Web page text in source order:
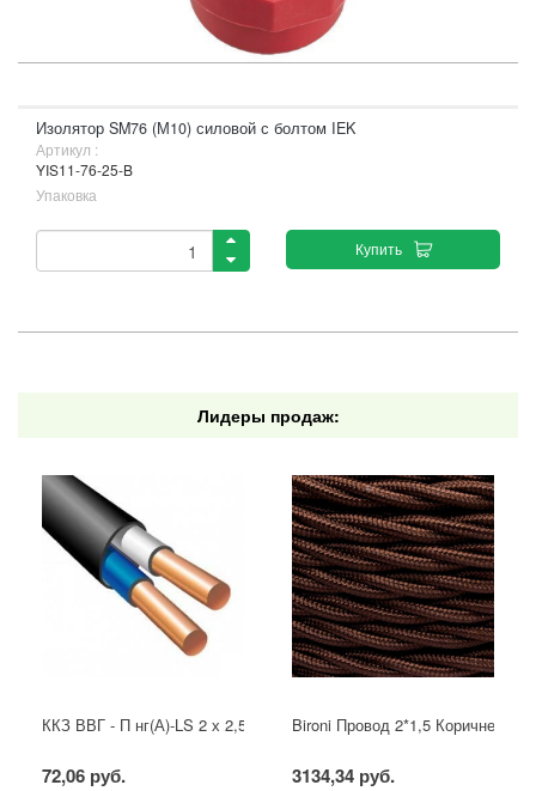
Изолятор SM76 (М10) силовой с болтом IEK
Артикул :
YIS11-76-25-B
Упаковка
Купить
Лидеры продаж:
ККЗ ВВГ - П нг(А)-LS 2 х 2,5 ГОСТ
72,06 руб.
Bironi Провод 2*1,5 Коричневый
3134,34 руб.